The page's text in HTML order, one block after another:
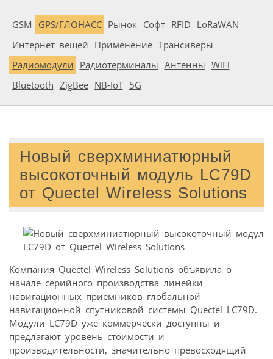
GSM GPS/ГЛОНАСС Рынок Софт RFID LoRaWAN
Интернет вещей Применение Трансиверы
Радиомодули Радиотерминалы Антенны WiFi
Bluetooth ZigBee NB-IoT 5G
Новый сверхминиатюрный
высокоточный модуль LC79D
от Quectel Wireless Solutions
Компания Quectel Wireless Solutions объявила о
начале серийного производства линейки
навигационных приемников глобальной
навигационной спутниковой системы Quectel LC79D.
Модули LC79D уже коммерчески доступны и
предлагают уровень стоимости и
производительности, значительно превосходящий